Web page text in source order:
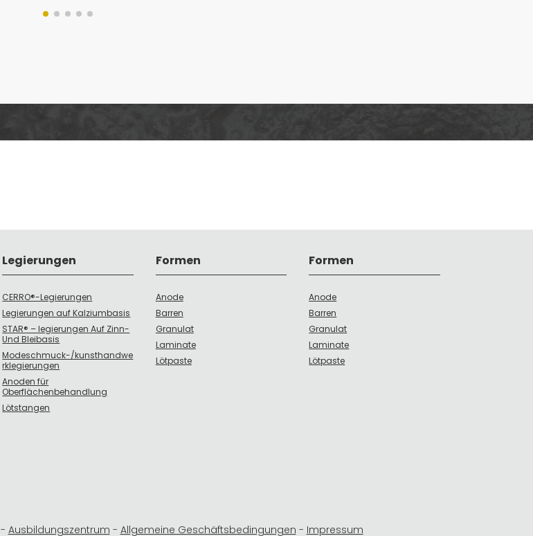
Legierungen
CERRO®-Legierungen
Legierungen auf Kalziumbasis
STAR® – legierungen Auf Zinn-
Und Bleibasis
Modeschmuck-/kunsthandwe
rklegierungen
Anoden für
Oberflächenbehandlung
Lötstangen
Formen
Anode
Barren
Granulat
Laminate
Lötpaste
Formen
Anode
Barren
Granulat
Laminate
Lötpaste
- Ausbildungszentrum - Allgemeine Geschäftsbedingungen - Impressum